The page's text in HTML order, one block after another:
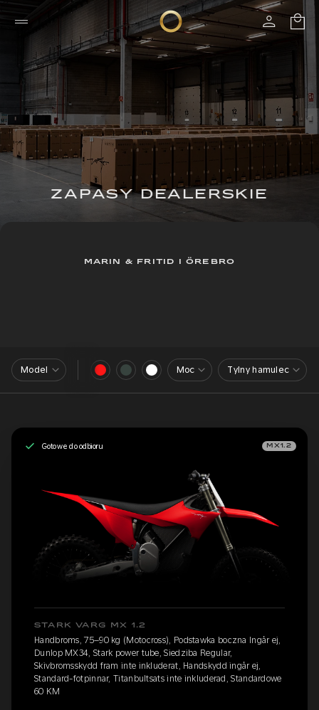
ZAPASY DEALERSKIE
MARIN & FRITID I ÖREBRO
Model Moc Tylny hamulec
Gotowe do odbioru MX1.2
STARK VARG MX 1.2
Handbroms, 75–90 kg (Motocross), Podstawka boczna Ingår ej,
Dunlop MX34, Stark power tube, Siedziba Regular,
Skivbromsskydd fram inte inkluderat, Handskydd ingår ej,
Standard-fotpinnar, Titanbultsats inte inkluderad, Standardowe
60 KM